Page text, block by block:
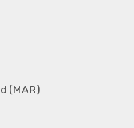
(MAR)